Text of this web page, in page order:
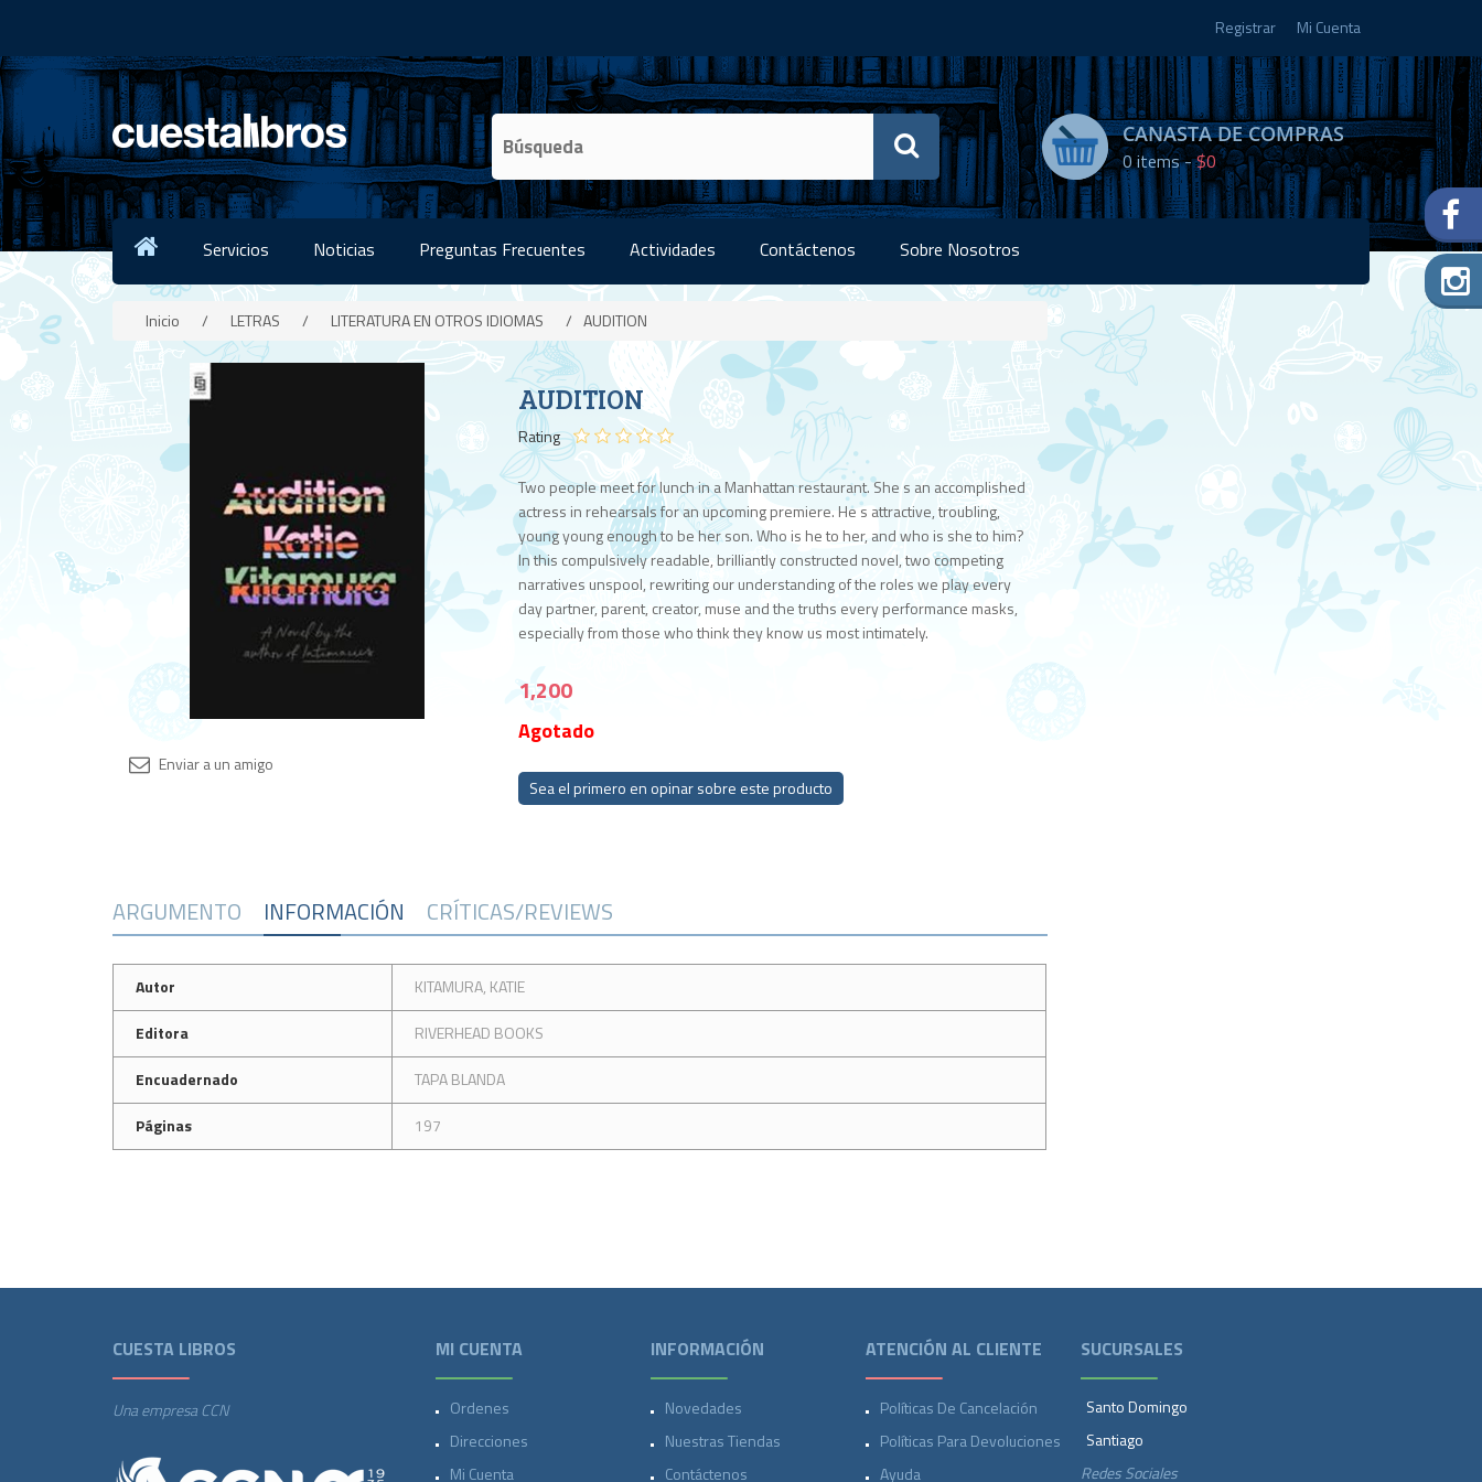
Registrar Mi Cuenta
CANASTA DE COMPRAS
0items -$0
Servicios Noticias Preguntas Frecuentes Actividades Contáctenos Sobre Nosotros
Inicio / LETRAS / LITERATURA EN OTROS IDIOMAS / AUDITION
AUDITION
Rating
Two people meet for lunch in a Manhattan restaurant. She s an accomplished
actress in rehearsals for an upcoming premiere. He s attractive, troubling,
young young enough to be her son. Who is he to her, and who is she to him?
In this compulsively readable, brilliantly constructed novel, two competing
narratives unspool, rewriting our understanding of the roles we play every
day partner, parent, creator, muse and the truths every performance masks,
especially from those who think they know us most intimately.
Disponibilidad:
Agotado
1,200
Agotado
Sea el primero en opinar sobre este producto
ARGUMENTO INFORMACIÓN CRÍTICAS/REVIEWS
Autor
KITAMURA, KATIE
Editora
RIVERHEAD BOOKS
Encuadernado
TAPA BLANDA
Páginas
197
CUESTA LIBROS
Una empresa CCN
MI CUENTA
Ordenes
Direcciones
Mi Cuenta
INFORMACIÓN
Novedades
Nuestras Tiendas
Contáctenos
ATENCIÓN AL CLIENTE
Políticas De Cancelación
Políticas Para Devoluciones
Ayuda
SUCURSALES
Santo Domingo
Santiago
Redes Sociales